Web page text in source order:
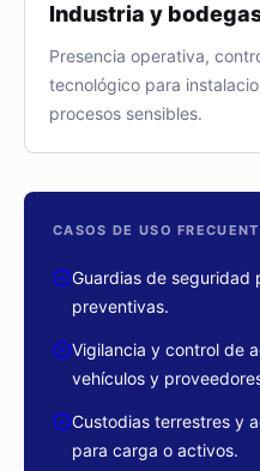
Industria y
Presencia operativa,
tecnológico para
procesos sensibles.
CASOS DE USO
Guardias de seguridad
preventivas.
Vigilancia y control de
vehículos y
Custodias terrestres y
para carga o activos.